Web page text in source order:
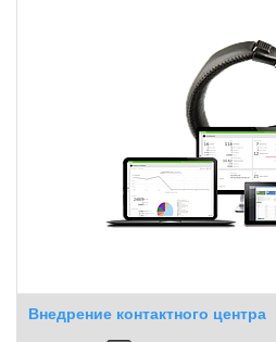
Внедрение контактного центра